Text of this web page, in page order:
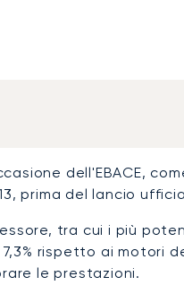
dell'EBACE,
prima del lancio
tra cui i più
rispetto ai motori
le prestazioni.